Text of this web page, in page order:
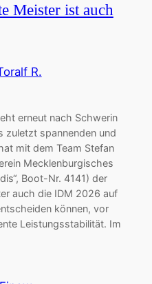
Meister ist auch
R.
erneut nach Schwerin
zuletzt spannenden und
mit dem Team Stefan
Mecklenburgisches
Boot-Nr. 4141) der
auch die IDM 2026 auf
können, vor
Leistungsstabilität. Im